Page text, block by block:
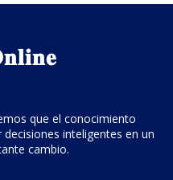
que el conocimiento
inteligentes en un
cambio.